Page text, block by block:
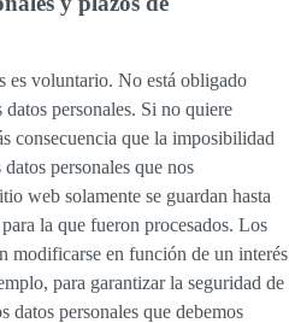
es voluntario. No está obligado
personales. Si no quiere
consecuencia que la imposibilidad
personales que nos
web solamente se guardan hasta
la que fueron procesados. Los
modificarse en función de un interés
para garantizar la seguridad de
datos personales que debemos